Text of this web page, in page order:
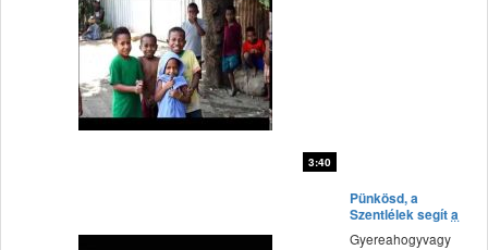
3:40
Pünkösd, a
Szentlélek segít a
mindennapokban
Gyereahogyvagy